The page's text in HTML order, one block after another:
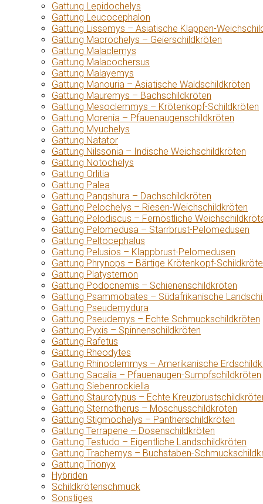
Gattung Lepidochelys
Gattung Leucocephalon
Gattung Lissemys – Asiatische Klappen-
Gattung Macrochelys – Geierschildkröten
Gattung Malaclemys
Gattung Malacochersus
Gattung Malayemys
Gattung Manouria – Asiatische Waldschildkröten
Gattung Mauremys – Bachschildkröten
Gattung Mesoclemmys – Krötenkopf-Schildkröten
Gattung Morenia – Pfauenaugenschildkröten
Gattung Myuchelys
Gattung Natator
Gattung Nilssonia – Indische Weichschildkröten
Gattung Notochelys
Gattung Orlitia
Gattung Palea
Gattung Pangshura – Dachschildkröten
Gattung Pelochelys – Riesen-Weichschildkröten
Gattung Pelodiscus – Fernöstliche
Gattung Pelomedusa – Starrbrust-Pelomedusen
Gattung Peltocephalus
Gattung Pelusios – Klappbrust-Pelomedusen
Gattung Phrynops – Bärtige Krötenkopf-
Gattung Platysternon
Gattung Podocnemis – Schienenschildkröten
Gattung Psammobates – Südafrikanische
Gattung Pseudemydura
Gattung Pseudemys – Echte Schmuckschildkröten
Gattung Pyxis – Spinnenschildkröten
Gattung Rafetus
Gattung Rheodytes
Gattung Rhinoclemmys – Amerikanische
Gattung Sacalia – Pfauenaugen-Sumpfschildkröten
Gattung Siebenrockiella
Gattung Staurotypus – Echte
Gattung Sternotherus – Moschusschildkröten
Gattung Stigmochelys – Pantherschildkröten
Gattung Terrapene – Dosenschildkröten
Gattung Testudo – Eigentliche Landschildkröten
Gattung Trachemys – Buchstaben-
Gattung Trionyx
Hybriden
Schildkrötenschmuck
Sonstiges